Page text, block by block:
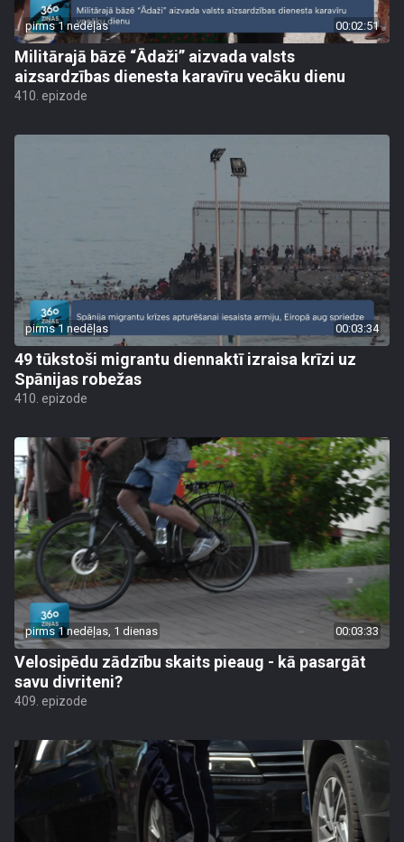
pirms 1 nedēļas 00:02:51
Militārajā bāzē “Ādaži” aizvada valsts
aizsardzības dienesta karavīru vecāku dienu
410. epizode
pirms 1 nedēļas 00:03:34
49 tūkstoši migrantu diennaktī izraisa krīzi uz
Spānijas robežas
410. epizode
pirms 1 nedēļas, 1 dienas 00:03:33
Velosipēdu zādzību skaits pieaug - kā pasargāt
savu divriteni?
409. epizode